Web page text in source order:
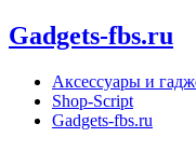
Gadgets-fbs.ru
Аксессуары и
Shop-Script
Gadgets-fbs.ru